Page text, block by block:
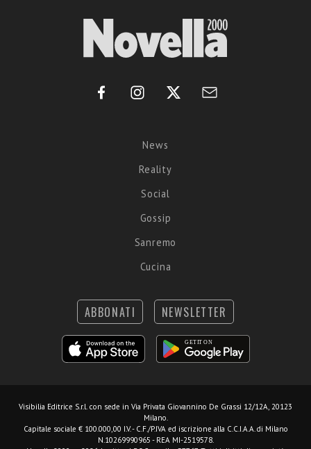
News
Reality
Social
Gossip
Sanremo
Cucina
ABBONATI NEWSLETTER
Visibilia Editrice S.r.l. con sede in Via Privata Giovannino De Grassi 12/12A, 20123
Milano.
Capitale sociale € 100.000,00 I.V. - C.F./P.IVA ed iscrizione alla C.C.I.A.A. di Milano
N.10269990965 - REA MI-2519578.